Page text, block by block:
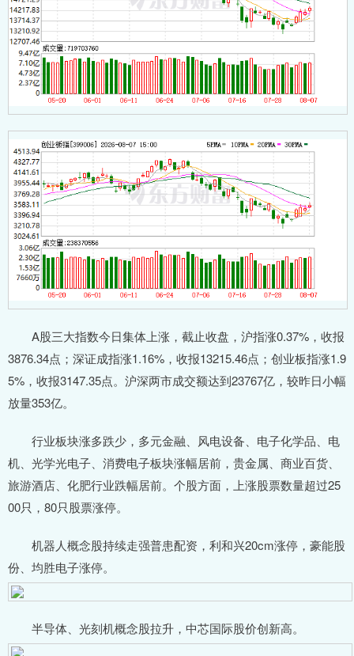
A股三大指数今日集体上涨，截止收盘，沪指涨0.37%，收报
3876.34点；深证成指涨1.16%，收报13215.46点；创业板指涨1.9
5%，收报3147.35点。沪深两市成交额达到23767亿，较昨日小幅
放量353亿。
行业板块涨多跌少，多元金融、风电设备、电子化学品、电
机、光学光电子、消费电子板块涨幅居前，贵金属、商业百货、
旅游酒店、化肥行业跌幅居前。个股方面，上涨股票数量超过25
00只，80只股票涨停。
机器人概念股持续走强普患配资，利和兴20cm涨停，豪能股
份、均胜电子涨停。
半导体、光刻机概念股拉升，中芯国际股价创新高。